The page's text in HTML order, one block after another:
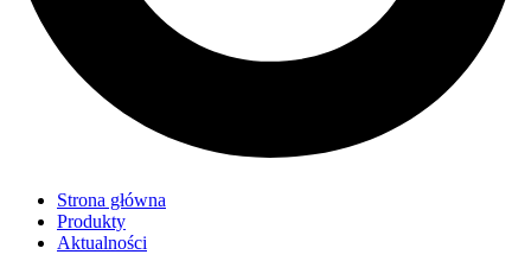
Strona główna
Produkty
Aktualności